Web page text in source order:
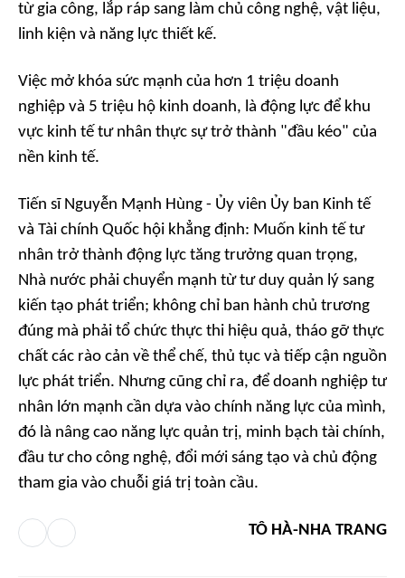
từ gia công, lắp ráp sang làm chủ công nghệ, vật liệu,
linh kiện và năng lực thiết kế.
Việc mở khóa sức mạnh của hơn 1 triệu doanh
nghiệp và 5 triệu hộ kinh doanh, là động lực để khu
vực kinh tế tư nhân thực sự trở thành "đầu kéo" của
nền kinh tế.
Tiến sĩ Nguyễn Mạnh Hùng - Ủy viên Ủy ban Kinh tế
và Tài chính Quốc hội khẳng định: Muốn kinh tế tư
nhân trở thành động lực tăng trưởng quan trọng,
Nhà nước phải chuyển mạnh từ tư duy quản lý sang
kiến tạo phát triển; không chỉ ban hành chủ trương
đúng mà phải tổ chức thực thi hiệu quả, tháo gỡ thực
chất các rào cản về thể chế, thủ tục và tiếp cận nguồn
lực phát triển. Nhưng cũng chỉ ra, để doanh nghiệp tư
nhân lớn mạnh cần dựa vào chính năng lực của mình,
đó là nâng cao năng lực quản trị, minh bạch tài chính,
đầu tư cho công nghệ, đổi mới sáng tạo và chủ động
tham gia vào chuỗi giá trị toàn cầu.
TÔ HÀ-NHA TRANG